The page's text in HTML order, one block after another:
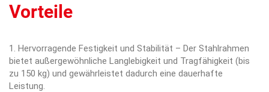
Vorteile
1. Hervorragende Festigkeit und Stabilität – Der Stahlrahmen
bietet außergewöhnliche Langlebigkeit und Tragfähigkeit (bis
zu 150 kg) und gewährleistet dadurch eine dauerhafte
Leistung.